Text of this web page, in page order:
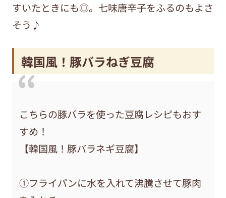
すいたときにも◎。七味唐辛子をふるのもよさ
そう♪
韓国風！豚バラねぎ豆腐
こちらの豚バラを使った豆腐レシピもおす
すめ！
【韓国風！豚バラネギ豆腐】
①フライパンに水を入れて沸騰させて豚肉